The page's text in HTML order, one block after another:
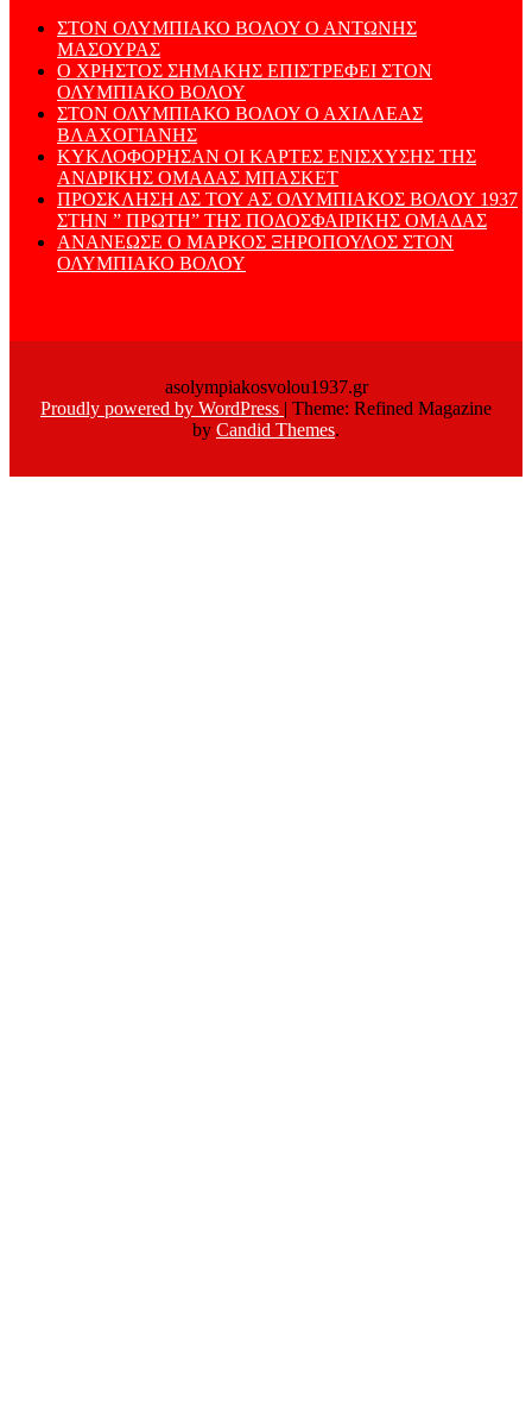
ΣΤΟΝ ΟΛΥΜΠΙΑΚΟ ΒΟΛΟΥ Ο ΑΝΤΩΝΗΣ
ΜΑΣΟΥΡΑΣ
Ο ΧΡΗΣΤΟΣ ΣΗΜΑΚΗΣ ΕΠΙΣΤΡΕΦΕΙ ΣΤΟΝ
ΟΛΥΜΠΙΑΚΟ ΒΟΛΟΥ
ΣΤΟΝ ΟΛΥΜΠΙΑΚΟ ΒΟΛΟΥ Ο ΑΧΙΛΛΕΑΣ
ΒΛΑΧΟΓΙΑΝΗΣ
ΚΥΚΛΟΦΟΡΗΣΑΝ ΟΙ ΚΑΡΤΕΣ ΕΝΙΣΧΥΣΗΣ ΤΗΣ
ΑΝΔΡΙΚΗΣ ΟΜΑΔΑΣ ΜΠΑΣΚΕΤ
ΠΡΟΣΚΛΗΣΗ ΔΣ ΤΟΥ ΑΣ ΟΛΥΜΠΙΑΚΟΣ ΒΟΛΟΥ 1937
ΣΤΗΝ ” ΠΡΩΤΗ” ΤΗΣ ΠΟΔΟΣΦΑΙΡΙΚΗΣ ΟΜΑΔΑΣ
ΑΝΑΝΕΩΣΕ Ο ΜΑΡΚΟΣ ΞΗΡΟΠΟΥΛΟΣ ΣΤΟΝ
ΟΛΥΜΠΙΑΚΟ ΒΟΛΟΥ
asolympiakosvolou1937.gr
Proudly powered by WordPress | Theme: Refined Magazine
by Candid Themes.